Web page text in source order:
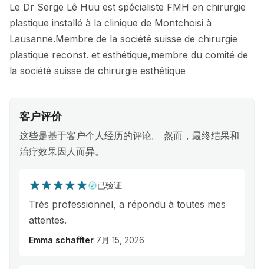
Le Dr Serge Lê Huu est spécialiste FMH en chirurgie
plastique installé à la clinique de Montchoisi à
Lausanne.Membre de la société suisse de chirurgie
plastique reconst. et esthétique,membre du comité de
la société suisse de chirurgie esthétique
客户评价
这些是基于客户个人经历的评论。 然而，最终结果和
治疗效果因人而异。
已验证
Très professionnel, a répondu à toutes mes
attentes.
Emma schaffter 7月 15, 2026